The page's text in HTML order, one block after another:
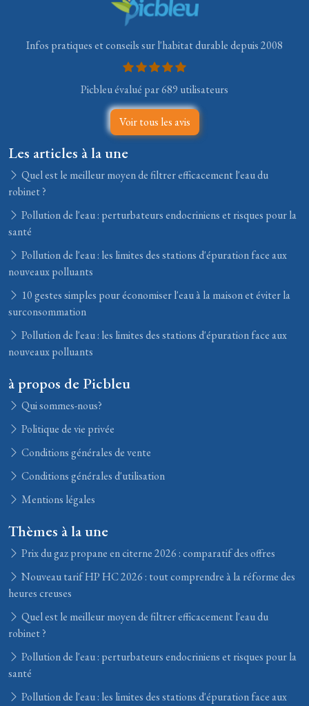
Infos pratiques et conseils sur l'habitat durable depuis 2008
Picbleu évalué par 689 utilisateurs
Voir tous les avis
Les articles à la une
Quel est le meilleur moyen de filtrer efficacement l'eau du
robinet ?
Pollution de l'eau : perturbateurs endocriniens et risques pour la
santé
Pollution de l'eau : les limites des stations d'épuration face aux
nouveaux polluants
10 gestes simples pour économiser l'eau à la maison et éviter la
surconsommation
Pollution de l'eau : les limites des stations d'épuration face aux
nouveaux polluants
à propos de Picbleu
Qui sommes-nous?
Politique de vie privée
Conditions générales de vente
Conditions générales d'utilisation
Mentions légales
Thèmes à la une
Prix du gaz propane en citerne 2026 : comparatif des offres
Nouveau tarif HP HC 2026 : tout comprendre à la réforme des
heures creuses
Quel est le meilleur moyen de filtrer efficacement l'eau du
robinet ?
Pollution de l'eau : perturbateurs endocriniens et risques pour la
santé
Pollution de l'eau : les limites des stations d'épuration face aux